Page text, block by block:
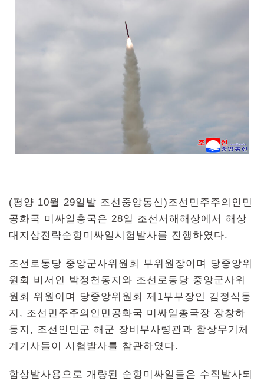
(평양 10월 29일발 조선중앙통신)조선민주주의인민
공화국 미싸일총국은 28일 조선서해해상에서 해상
대지상전략순항미싸일시험발사를 진행하였다.
조선로동당 중앙군사위원회 부위원장이며 당중앙위
원회 비서인 박정천동지와 조선로동당 중앙군사위
원회 위원이며 당중앙위원회 제1부부장인 김정식동
지, 조선민주주의인민공화국 미싸일총국장 장창하
동지, 조선인민군 해군 장비부사령관과 함상무기체
계기사들이 시험발사를 참관하였다.
함상발사용으로 개량된 순항미싸일들은 수직발사되